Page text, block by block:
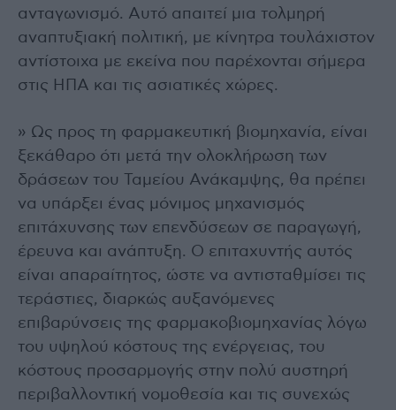
ανταγωνισμό. Αυτό απαιτεί μια τολμηρή
αναπτυξιακή πολιτική, με κίνητρα τουλάχιστον
αντίστοιχα με εκείνα που παρέχονται σήμερα
στις ΗΠΑ και τις ασιατικές χώρες.
» Ως προς τη φαρμακευτική βιομηχανία, είναι
ξεκάθαρο ότι μετά την ολοκλήρωση των
δράσεων του Ταμείου Ανάκαμψης, θα πρέπει
να υπάρξει ένας μόνιμος μηχανισμός
επιτάχυνσης των επενδύσεων σε παραγωγή,
έρευνα και ανάπτυξη. Ο επιταχυντής αυτός
είναι απαραίτητος, ώστε να αντισταθμίσει τις
τεράστιες, διαρκώς αυξανόμενες
επιβαρύνσεις της φαρμακοβιομηχανίας λόγω
του υψηλού κόστους της ενέργειας, του
κόστους προσαρμογής στην πολύ αυστηρή
περιβαλλοντική νομοθεσία και τις συνεχώς